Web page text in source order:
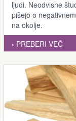
ljudi. Neodvisne
pišejo o
na okolje.
› PREBERI VEČ